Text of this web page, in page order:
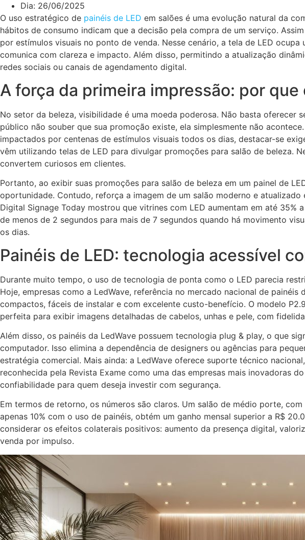
Dia: 26/06/2025
O uso estratégico de painéis de LED em salões é uma evolução natural da
hábitos de consumo indicam que a decisão pela compra de um serviço.
por estímulos visuais no ponto de venda. Nesse cenário, a tela de LED
comunica com clareza e impacto. Além disso, permitindo a atualização
redes sociais ou canais de agendamento digital.
A força da primeira impressão: por
No setor da beleza, visibilidade é uma moeda poderosa. Não basta
público não souber que sua promoção existe, ela simplesmente não
impactados por centenas de estímulos visuais todos os dias, destacar-se
vêm utilizando telas de LED para divulgar promoções para salão de beleza.
convertem curiosos em clientes.
Portanto, ao exibir suas promoções para salão de beleza em um painel de
oportunidade. Contudo, reforça a imagem de um salão moderno e
Digital Signage Today mostrou que vitrines com LED aumentam em até
de menos de 2 segundos para mais de 7 segundos quando há movimento
os dias.
Painéis de LED: tecnologia acessível
Durante muito tempo, o uso de tecnologia de ponta como o LED parecia
Hoje, empresas como a LedWave, referência no mercado nacional de
compactos, fáceis de instalar e com excelente custo-benefício. O modelo
perfeita para exibir imagens detalhadas de cabelos, unhas e pele, com
Além disso, os painéis da LedWave possuem tecnologia plug & play, o que
computador. Isso elimina a dependência de designers ou agências para
estratégia comercial. Mais ainda: a LedWave oferece suporte técnico
reconhecida pela Revista Exame como uma das empresas mais inovadoras
confiabilidade para quem deseja investir com segurança.
Em termos de retorno, os números são claros. Um salão de médio porte,
apenas 10% com o uso de painéis, obtém um ganho mensal superior a R$
considerar os efeitos colaterais positivos: aumento da presença digital,
venda por impulso.